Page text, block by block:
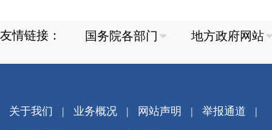
友情链接：
关于我们 | 业务概况| 网站声明 | 举报通道 |